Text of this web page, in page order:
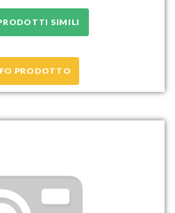
SIMILI
PRODOTTO